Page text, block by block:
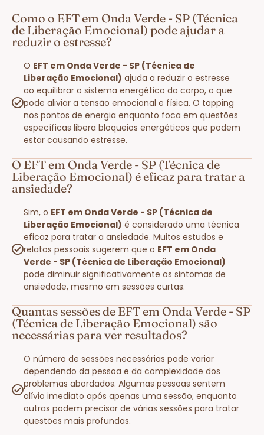
Como o EFT em Onda Verde - SP (Técnica
de Liberação Emocional) pode ajudar a
reduzir o estresse?
O EFT em Onda Verde - SP (Técnica de
Liberação Emocional) ajuda a reduzir o estresse
ao equilibrar o sistema energético do corpo, o que
pode aliviar a tensão emocional e física. O tapping
nos pontos de energia enquanto foca em questões
específicas libera bloqueios energéticos que podem
estar causando estresse.
O EFT em Onda Verde - SP (Técnica de
Liberação Emocional) é eficaz para tratar a
ansiedade?
Sim, o EFT em Onda Verde - SP (Técnica de
Liberação Emocional) é considerado uma técnica
eficaz para tratar a ansiedade. Muitos estudos e
relatos pessoais sugerem que o EFT em Onda
Verde - SP (Técnica de Liberação Emocional)
pode diminuir significativamente os sintomas de
ansiedade, mesmo em sessões curtas.
Quantas sessões de EFT em Onda Verde - SP
(Técnica de Liberação Emocional) são
necessárias para ver resultados?
O número de sessões necessárias pode variar
dependendo da pessoa e da complexidade dos
problemas abordados. Algumas pessoas sentem
alívio imediato após apenas uma sessão, enquanto
outras podem precisar de várias sessões para tratar
questões mais profundas.